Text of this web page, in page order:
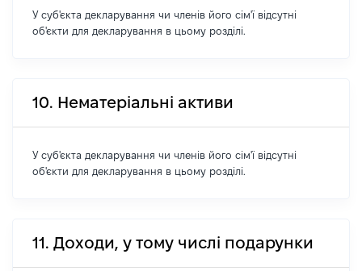
У суб'єкта декларування чи членів його сім'ї відсутні
об'єкти для декларування в цьому розділі.
10. Нематеріальні активи
У суб'єкта декларування чи членів його сім'ї відсутні
об'єкти для декларування в цьому розділі.
11. Доходи, у тому числі подарунки